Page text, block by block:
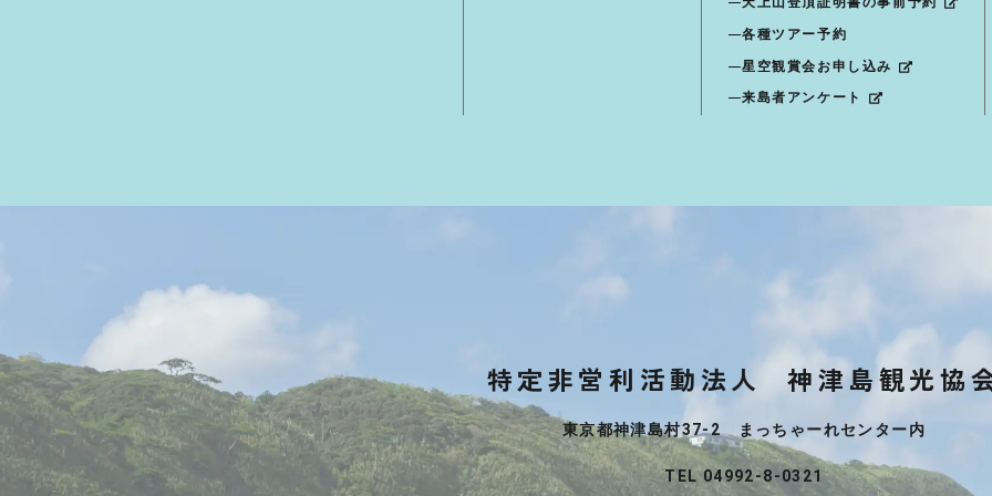
各種ツアー予約
星空観賞会お申し込み
来島者アンケート
特定非営利活動法人 神津島観光協
東京都神津島村37-2 まっちゃーれセンター内
TEL 04992-8-0321